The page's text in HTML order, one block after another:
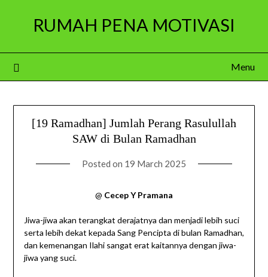
RUMAH PENA MOTIVASI
Menu
[19 Ramadhan] Jumlah Perang Rasulullah
SAW di Bulan Ramadhan
Posted on 19 March 2025
@ Cecep Y Pramana
Jiwa-jiwa akan terangkat derajatnya dan menjadi lebih suci
serta lebih dekat kepada Sang Pencipta di bulan Ramadhan,
dan kemenangan Ilahi sangat erat kaitannya dengan jiwa-
jiwa yang suci.